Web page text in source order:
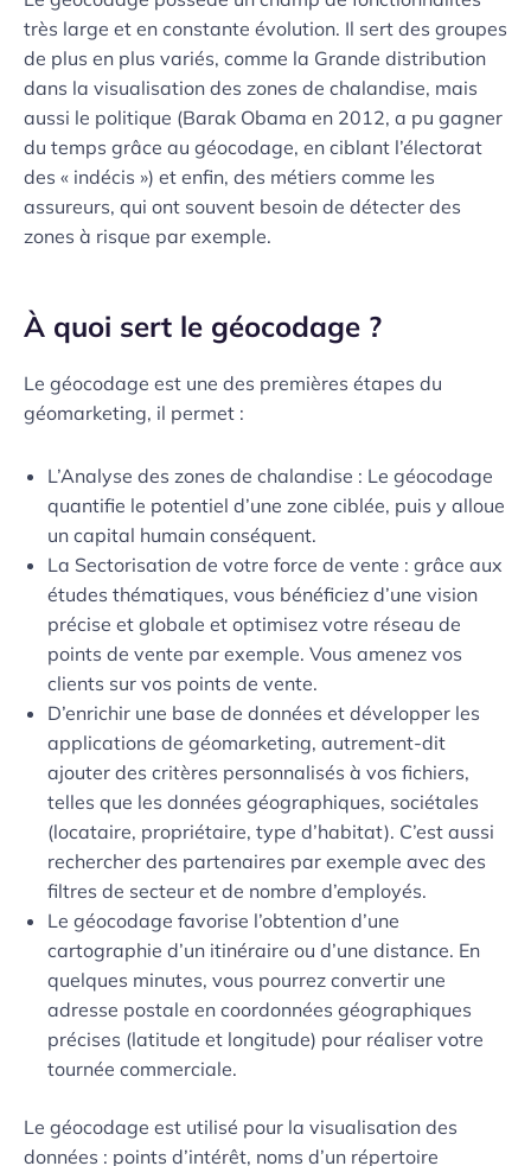
très large et en constante évolution. Il sert des groupes
de plus en plus variés, comme la Grande distribution
dans la visualisation des zones de chalandise, mais
aussi le politique (Barak Obama en 2012, a pu gagner
du temps grâce au géocodage, en ciblant l’électorat
des « indécis ») et enfin, des métiers comme les
assureurs, qui ont souvent besoin de détecter des
zones à risque par exemple.
À quoi sert le géocodage ?
Le géocodage est une des premières étapes du
géomarketing, il permet :
L’Analyse des zones de chalandise : Le géocodage
quantifie le potentiel d’une zone ciblée, puis y alloue
un capital humain conséquent.
La Sectorisation de votre force de vente : grâce aux
études thématiques, vous bénéficiez d’une vision
précise et globale et optimisez votre réseau de
points de vente par exemple. Vous amenez vos
clients sur vos points de vente.
D’enrichir une base de données et développer les
applications de géomarketing, autrement-dit
ajouter des critères personnalisés à vos fichiers,
telles que les données géographiques, sociétales
(locataire, propriétaire, type d’habitat). C’est aussi
rechercher des partenaires par exemple avec des
filtres de secteur et de nombre d’employés.
Le géocodage favorise l’obtention d’une
cartographie d’un itinéraire ou d’une distance. En
quelques minutes, vous pourrez convertir une
adresse postale en coordonnées géographiques
précises (latitude et longitude) pour réaliser votre
tournée commerciale.
Le géocodage est utilisé pour la visualisation des
données : points d’intérêt, noms d’un répertoire